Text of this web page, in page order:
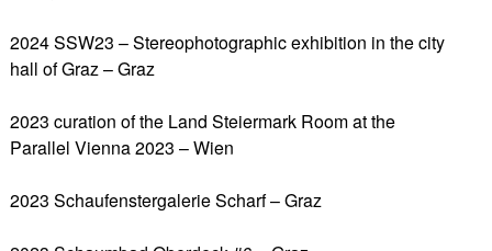
2024 SSW23 – Stereophotographic exhibition in the city
hall of Graz – Graz
2023 curation of the Land Steiermark Room at the
Parallel Vienna 2023 – Wien
2023 Schaufenstergalerie Scharf – Graz